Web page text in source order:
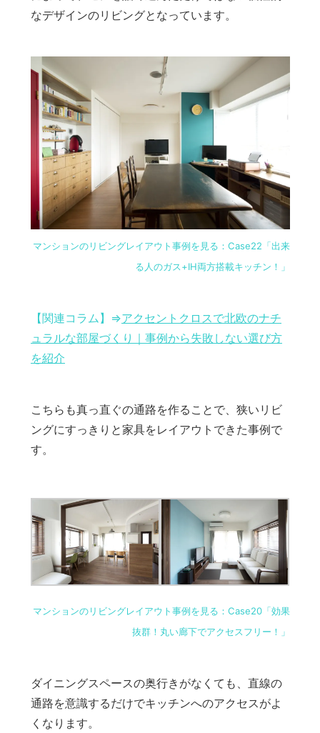
なデザインのリビングとなっています。
マンションのリビングレイアウト事例を見る：Case22「出来
る人のガス+IH両方搭載キッチン！」
【関連コラム】⇒アクセントクロスで北欧のナチ
ュラルな部屋づくり｜事例から失敗しない選び方
を紹介
こちらも真っ直ぐの通路を作ることで、狭いリビ
ングにすっきりと家具をレイアウトできた事例で
す。
マンションのリビングレイアウト事例を見る：Case20「効果
抜群！丸い廊下でアクセスフリー！」
ダイニングスペースの奥行きがなくても、直線の
通路を意識するだけでキッチンへのアクセスがよ
くなります。